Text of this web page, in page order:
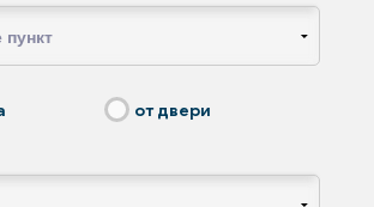
от двери